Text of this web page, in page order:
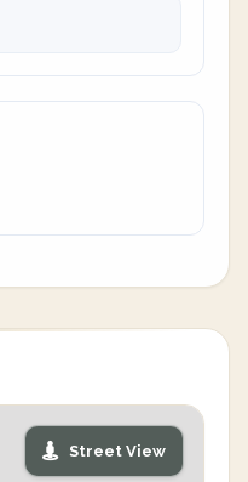
Street View